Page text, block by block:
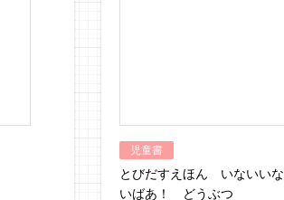
児童書
とびだすえほん いないいな
いばあ！ どうぶつ